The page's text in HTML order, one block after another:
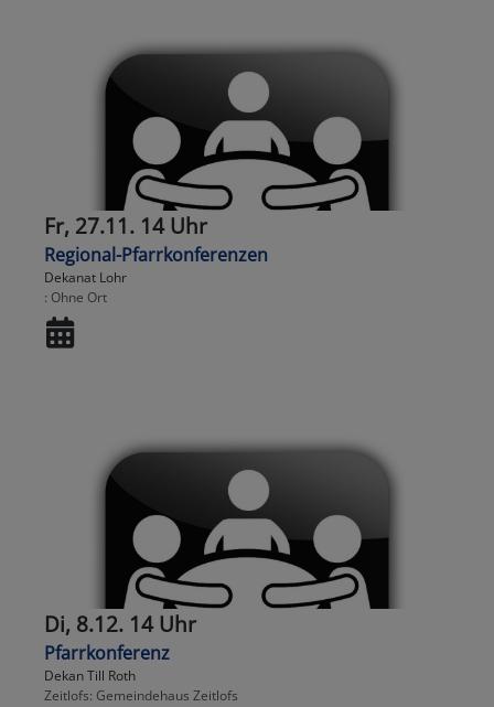
Fr, 27.11. 14 Uhr
Regional-Pfarrkonferenzen
Dekanat Lohr
Ohne Ort
Di, 8.12. 14 Uhr
Pfarrkonferenz
Dekan Till Roth
Zeitlofs Gemeindehaus Zeitlofs